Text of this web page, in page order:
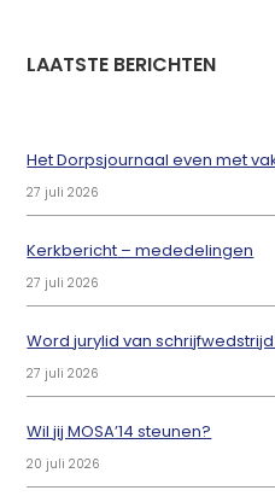
LAATSTE BERICHTEN
Het Dorpsjournaal even met
27 juli 2026
Kerkbericht – mededelingen
27 juli 2026
Word jurylid van
27 juli 2026
Wil jij MOSA’14 steunen?
20 juli 2026